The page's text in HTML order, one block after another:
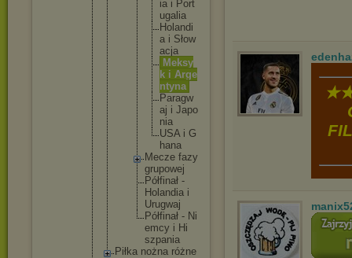
ia i Port
uga ia
Ho and i
a i Słow
acja
Meksy
k i Arge
ntyna
Paragw
aj i Japo
nia
USA i G
hana
Mecze fazy
grupowej
Półfinał -
Ho land ia i
Urugwaj
Półfinał - Ni
emcy i Hi
szpania
Piłka nożna różne